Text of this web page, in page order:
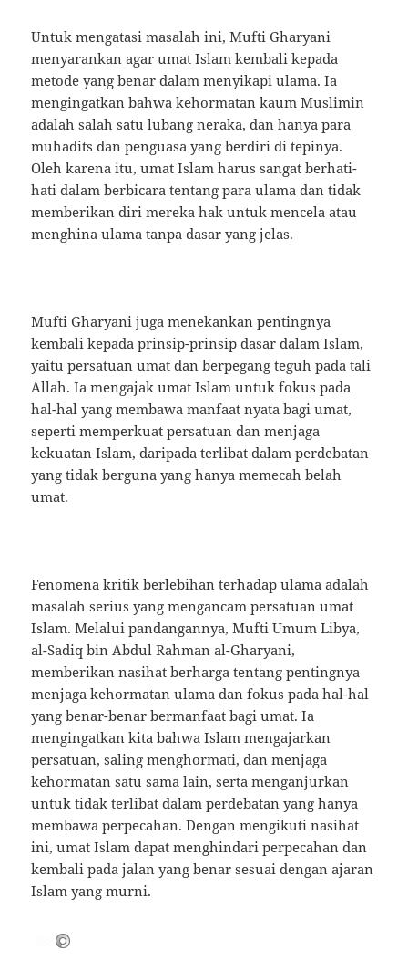
Untuk mengatasi masalah ini, Mufti Gharyani
menyarankan agar umat Islam kembali kepada
metode yang benar dalam menyikapi ulama. Ia
mengingatkan bahwa kehormatan kaum Muslimin
adalah salah satu lubang neraka, dan hanya para
muhadits dan penguasa yang berdiri di tepinya.
Oleh karena itu, umat Islam harus sangat berhati-
hati dalam berbicara tentang para ulama dan tidak
memberikan diri mereka hak untuk mencela atau
menghina ulama tanpa dasar yang jelas.
Mufti Gharyani juga menekankan pentingnya
kembali kepada prinsip-prinsip dasar dalam Islam,
yaitu persatuan umat dan berpegang teguh pada tali
Allah. Ia mengajak umat Islam untuk fokus pada
hal-hal yang membawa manfaat nyata bagi umat,
seperti memperkuat persatuan dan menjaga
kekuatan Islam, daripada terlibat dalam perdebatan
yang tidak berguna yang hanya memecah belah
umat.
Fenomena kritik berlebihan terhadap ulama adalah
masalah serius yang mengancam persatuan umat
Islam. Melalui pandangannya, Mufti Umum Libya,
al-Sadiq bin Abdul Rahman al-Gharyani,
memberikan nasihat berharga tentang pentingnya
menjaga kehormatan ulama dan fokus pada hal-hal
yang benar-benar bermanfaat bagi umat. Ia
mengingatkan kita bahwa Islam mengajarkan
persatuan, saling menghormati, dan menjaga
kehormatan satu sama lain, serta menganjurkan
untuk tidak terlibat dalam perdebatan yang hanya
membawa perpecahan. Dengan mengikuti nasihat
ini, umat Islam dapat menghindari perpecahan dan
kembali pada jalan yang benar sesuai dengan ajaran
Islam yang murni.